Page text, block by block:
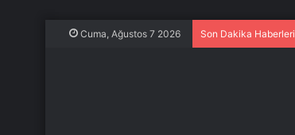
Cuma, Ağustos 7 2026 Son Dakika Haberleri